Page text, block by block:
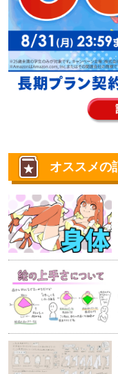
オススメの